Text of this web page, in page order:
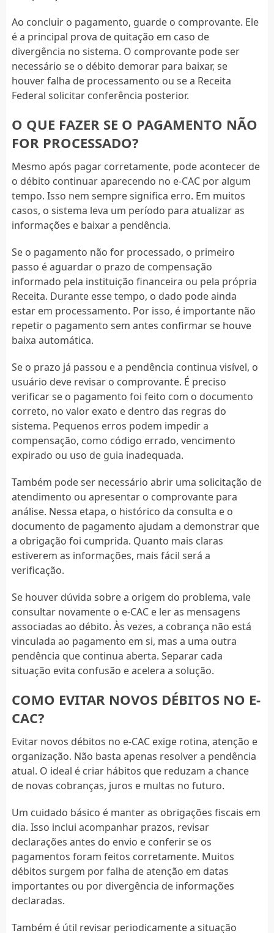
Ao concluir o pagamento, guarde o comprovante. Ele
é a principal prova de quitação em caso de
divergência no sistema. O comprovante pode ser
necessário se o débito demorar para baixar, se
houver falha de processamento ou se a Receita
Federal solicitar conferência posterior.
O QUE FAZER SE O PAGAMENTO NÃO
FOR PROCESSADO?
Mesmo após pagar corretamente, pode acontecer de
o débito continuar aparecendo no e-CAC por algum
tempo. Isso nem sempre significa erro. Em muitos
casos, o sistema leva um período para atualizar as
informações e baixar a pendência.
Se o pagamento não for processado, o primeiro
passo é aguardar o prazo de compensação
informado pela instituição financeira ou pela própria
Receita. Durante esse tempo, o dado pode ainda
estar em processamento. Por isso, é importante não
repetir o pagamento sem antes confirmar se houve
baixa automática.
Se o prazo já passou e a pendência continua visível, o
usuário deve revisar o comprovante. É preciso
verificar se o pagamento foi feito com o documento
correto, no valor exato e dentro das regras do
sistema. Pequenos erros podem impedir a
compensação, como código errado, vencimento
expirado ou uso de guia inadequada.
Também pode ser necessário abrir uma solicitação de
atendimento ou apresentar o comprovante para
análise. Nessa etapa, o histórico da consulta e o
documento de pagamento ajudam a demonstrar que
a obrigação foi cumprida. Quanto mais claras
estiverem as informações, mais fácil será a
verificação.
Se houver dúvida sobre a origem do problema, vale
consultar novamente o e-CAC e ler as mensagens
associadas ao débito. Às vezes, a cobrança não está
vinculada ao pagamento em si, mas a uma outra
pendência que continua aberta. Separar cada
situação evita confusão e acelera a solução.
COMO EVITAR NOVOS DÉBITOS NO E-
CAC?
Evitar novos débitos no e-CAC exige rotina, atenção e
organização. Não basta apenas resolver a pendência
atual. O ideal é criar hábitos que reduzam a chance
de novas cobranças, juros e multas no futuro.
Um cuidado básico é manter as obrigações fiscais em
dia. Isso inclui acompanhar prazos, revisar
declarações antes do envio e conferir se os
pagamentos foram feitos corretamente. Muitos
débitos surgem por falha de atenção em datas
importantes ou por divergência de informações
declaradas.
Também é útil revisar periodicamente a situação